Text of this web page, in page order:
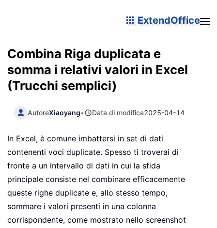
ExtendOffice
Combina Riga duplicata e
somma i relativi valori in Excel
(Trucchi semplici)
AutoreXiaoyang• Data di modifica2025-04-14
In Excel, è comune imbattersi in set di dati
contenenti voci duplicate. Spesso ti troverai di
fronte a un intervallo di dati in cui la sfida
principale consiste nel combinare efficacemente
queste righe duplicate e, allo stesso tempo,
sommare i valori presenti in una colonna
corrispondente, come mostrato nello screenshot